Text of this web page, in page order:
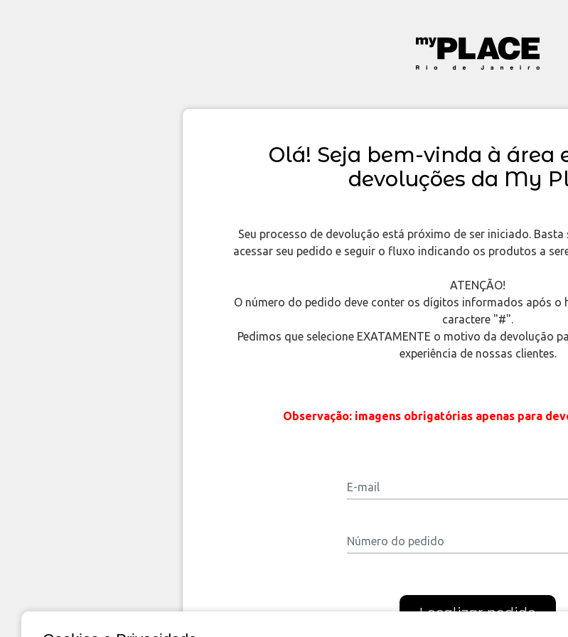
Olá! Seja bem-vinda à área
devoluções da My
Seu processo de devolução está próximo de ser iniciado.
acessar seu pedido e seguir o fluxo indicando os produtos a
ATENÇÃO!
O número do pedido deve conter os dígitos informados após o
caractere "#".
Pedimos que selecione EXATAMENTE o motivo da devolução
experiência de nossas clientes.
Observação: imagens obrigatórias apenas para
E-mail
Número do pedido
Localizar pedido